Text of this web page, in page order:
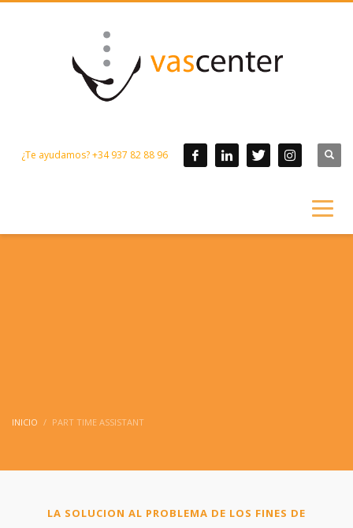
¿Te ayudamos? +34 937 82 88 96
INICIO PART TIME ASSISTANT
LA SOLUCION AL PROBLEMA DE LOS FINES DE